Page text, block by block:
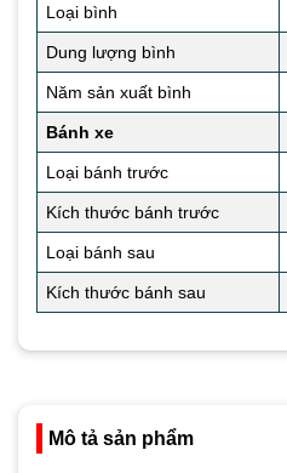
Loại bình
Dung lượng bình
Năm sản xuất bình
Bánh xe
Loại bánh trước
Kích thước bánh trước
Loại bánh sau
Kích thước bánh sau
Mô tả sản phẩm